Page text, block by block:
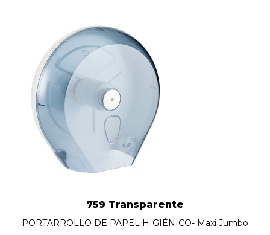
759 Transparente
PORTARROLLO DE PAPEL HIGIÉNICO- Maxi Jumbo